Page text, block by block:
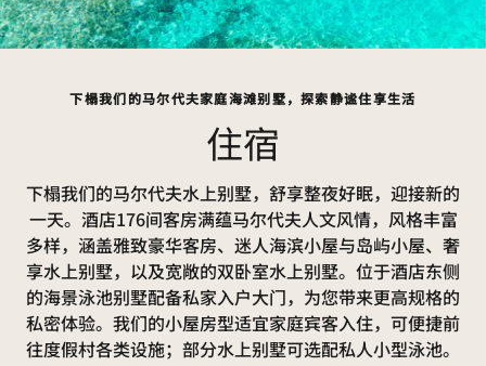
下榻我们的马尔代夫家庭海滩别墅，探索静谧住享生活
住宿
下榻我们的马尔代夫水上别墅，舒享整夜好眠，迎接新的
一天。酒店176间客房满蕴马尔代夫人文风情，风格丰富
多样，涵盖雅致豪华客房、迷人海滨小屋与岛屿小屋、奢
享水上别墅，以及宽敞的双卧室水上别墅。位于酒店东侧
的海景泳池别墅配备私家入户大门，为您带来更高规格的
私密体验。我们的小屋房型适宜家庭宾客入住，可便捷前
往度假村各类设施；部分水上别墅可选配私人小型泳池。